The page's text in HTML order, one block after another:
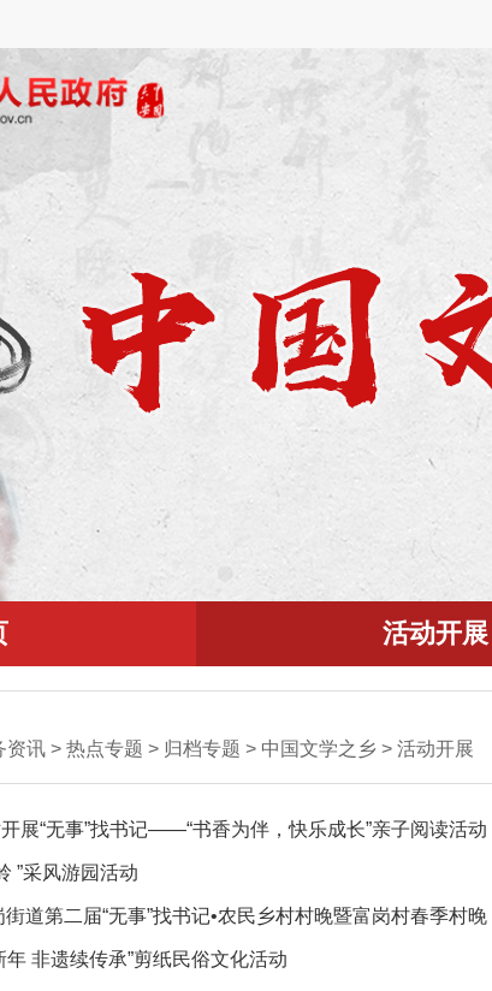
活动开展
资讯 > 热点专题 > 归档专题 > 中国文学之乡 > 活动开展
展“无事”找书记——“书香为伴，快乐成长”亲子阅读活动
”采风游园活动
道第二届“无事”找书记•农民乡村村晚暨富岗村春季村晚
非遗续传承”剪纸民俗文化活动